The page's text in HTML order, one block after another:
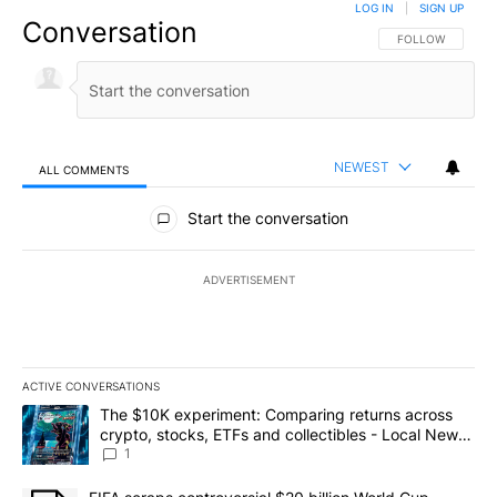
Conversation FOLLOW THIS
FOLLOW
LOG IN SIGN UP
ALL COMMENTS NEWEST
All Comments
Start the conversation
ADVERTISEMENT
ACTIVE CONVERSATIONS
The following is a list of the most commented articles in the last
A trending article titled "The $10K experiment: Comparing
The $10K experiment: Comparing returns across
crypto, stocks, ETFs and collectibles - Local News
8
1